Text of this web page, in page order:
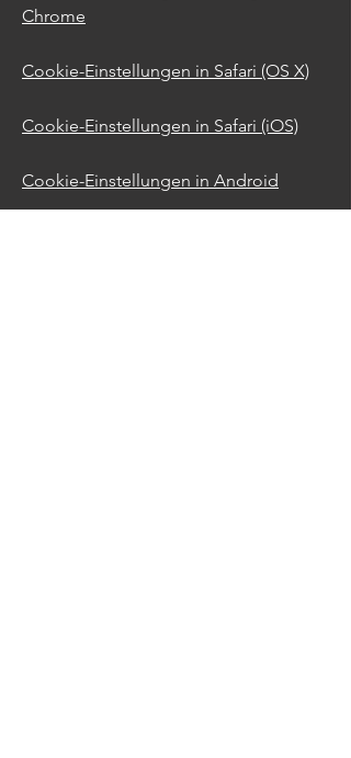
Chrome
Cookie-Einstellungen in Safari (OS X)
Cookie-Einstellungen in Safari (iOS)
Cookie-Einstellungen in Android